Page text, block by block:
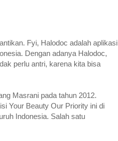
Fyi, Halodoc adalah aplikasi
Dengan adanya Halodoc,
perlu antri, karena kita bisa
Masrani pada tahun 2012.
Your Beauty Our Priority ini di
Indonesia. Salah satu